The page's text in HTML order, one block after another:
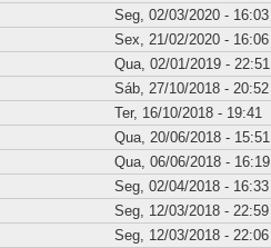
Seg, 02/03/2020 - 16:03
Sex, 21/02/2020 - 16:06
Qua, 02/01/2019 - 22:51
Sáb, 27/10/2018 - 20:52
Ter, 16/10/2018 - 19:41
Qua, 20/06/2018 - 15:51
Qua, 06/06/2018 - 16:19
Seg, 02/04/2018 - 16:33
Seg, 12/03/2018 - 22:59
Seg, 12/03/2018 - 22:06